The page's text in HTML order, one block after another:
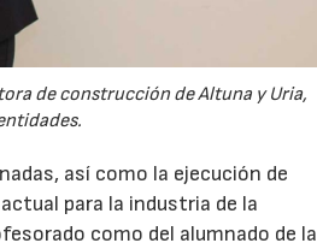
de construcción de Altuna y Uria,
así como la ejecución de
para la industria de la
como del alumnado de la